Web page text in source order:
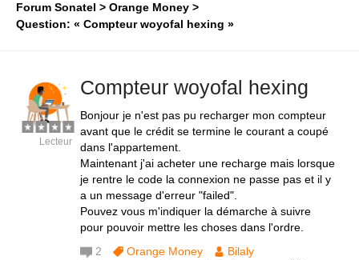
Forum Sonatel
Orange Money
Question: « Compteur woyofal hexing »
Compteur woyofal hexing
Bonjour je n'est pas pu recharger mon compteur
avant que le crédit se termine le courant a coupé
dans l'appartement.
Maintenant j'ai acheter une recharge mais lorsque
je rentre le code la connexion ne passe pas et il y
a un message d'erreur "failed".
Pouvez vous m'indiquer la démarche à suivre
pour pouvoir mettre les choses dans l'ordre.
Lecteur
2 Orange Money
Bilaly